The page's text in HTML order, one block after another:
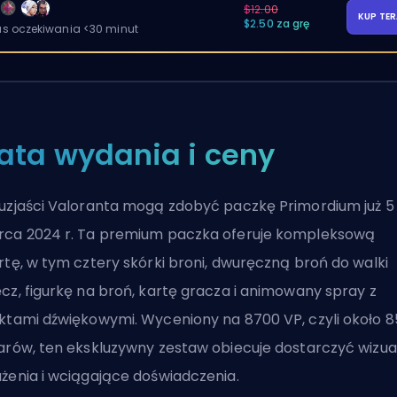
oczekiwania <30 minut
$12.00
$2.50 za grę
KUP
wydania i ceny
Valoranta mogą zdobyć paczkę Primordium już 5
2024 r. Ta premium paczka oferuje kompleksową
w tym cztery skórki broni, dwuręczną broń do walki
figurkę na broń, kartę gracza i animowany spray z
dźwiękowymi. Wyceniony na 8700 VP, czyli około
ten ekskluzywny zestaw obiecuje dostarczyć
i wciągające doświadczenia.